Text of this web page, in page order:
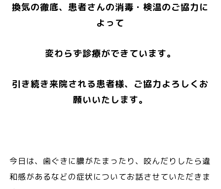
換気の徹底、患者さんの消毒・検温のご協力に
よって
変わらず診療ができています。
引き続き来院される患者様、ご協力よろしくお
願いいたします。
今日は、歯ぐきに膿がたまったり、咬んだりしたら違
和感があるなどの症状についてお話させていただきま